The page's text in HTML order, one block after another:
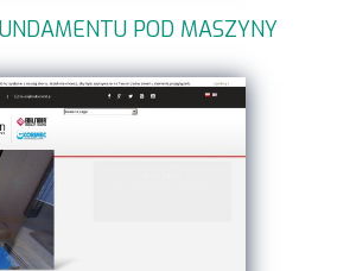
POD MASZYNY